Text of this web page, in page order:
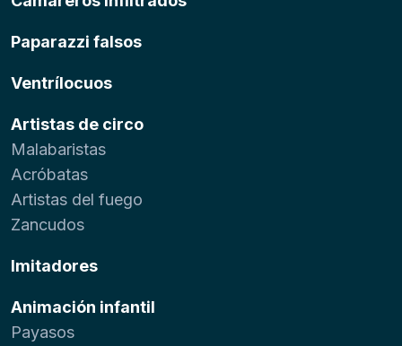
Paparazzi falsos
Ventrílocuos
Artistas de circo
Malabaristas
Acróbatas
Artistas del fuego
Zancudos
Imitadores
Animación infantil
Payasos